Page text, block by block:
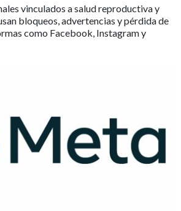
vinculados a salud reproductiva y
bloqueos, advertencias y pérdida de
como Facebook, Instagram y